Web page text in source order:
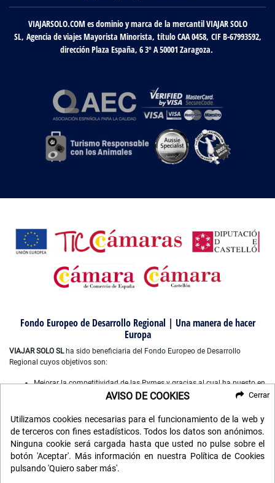
VIAJARSOLO.COM es dominio y marca de la mercantil VIAJAR SOLO
SL, Agencia de viajes Mayorista Minorista, título CAA 0458, CIF B-67993592,
dirección Plaza España, 6 3º A 50001 Zaragoza.
Fondo Europeo de Desarrollo Regional | Una manera de hacer
Europa
VIAJAR SOLO SLha sido beneficiaria del Fondo Europeo de Desarrollo
Regional cuyos objetivos son:
Mejorar la competitividad de las Pymes y gracias al cual ha puesto en
marcha un Plan de Marketing Digital Internacional, con el objetivo de
año 2022-2023. Para ello ha contado con el apoyo del Programa
XPANDE DIGITAL de la Cámara de Comercio de Castellón”.
Mejorar el uso y la calidad de las tecnologías de la información y de
las comunicaciones, y el acceso a las mismas y gracias a que ha
desarrollado un plan digital de gestión comercial e interna para la
mejora de competitividad y productividad de la empresa durante
AVISO DE COOKIES
Utilizamos cookies necesarias para el funcionamiento de la web y
de terceros con fines estadísticos. Todos los datos son anónimos.
Ninguna cookie será cargada hasta que usted no pulse sobre el
botón 'Aceptar'. Más información en nuestra Política de Cookies
pulsando 'Quiero saber más'.
Cerrar